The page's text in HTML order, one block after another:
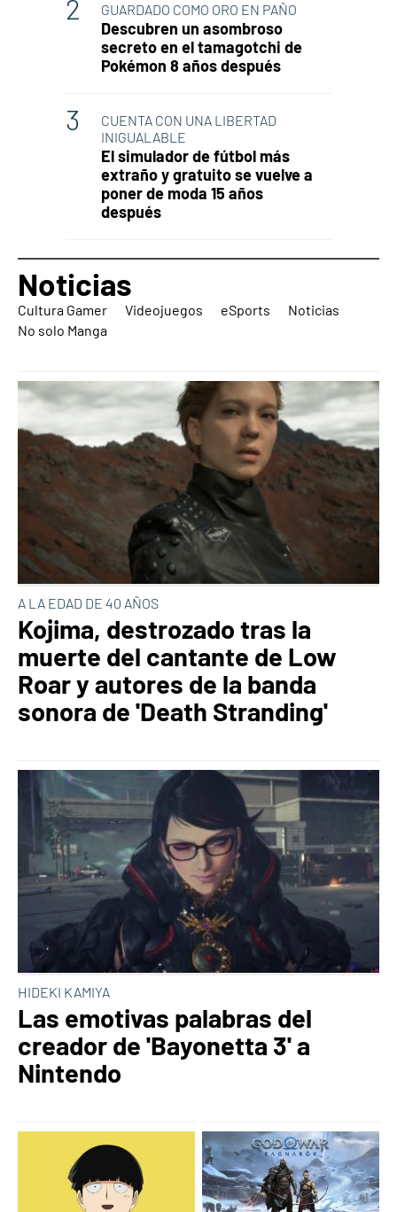
GUARDADO COMO ORO EN PAÑO
Descubren un asombroso
secreto en el tamagotchi de
Pokémon 8 años después
CUENTA CON UNA LIBERTAD
INIGUALABLE
El simulador de fútbol más
extraño y gratuito se vuelve a
poner de moda 15 años
después
Noticias
Cultura Gamer Videojuegos eSports
Noticias
No solo Manga
A LA EDAD DE 40 AÑOS
Kojima, destrozado tras la
muerte del cantante de Low
Roar y autores de la banda
sonora de 'Death Stranding'
HIDEKI KAMIYA
Las emotivas palabras del
creador de 'Bayonetta 3' a
Nintendo